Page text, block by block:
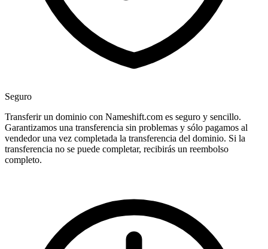
Seguro
Transferir un dominio con Nameshift.com es seguro y sencillo.
Garantizamos una transferencia sin problemas y sólo pagamos al
vendedor una vez completada la transferencia del dominio. Si la
transferencia no se puede completar, recibirás un reembolso
completo.